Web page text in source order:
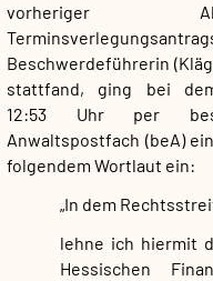
vorheriger
Beschwerdeführerin
stattfand, ging bei
12:53 Uhr per
Anwaltspostfach (beA)
folgendem Wortlaut ein:
„In dem
lehne ich hiermit
Hessischen